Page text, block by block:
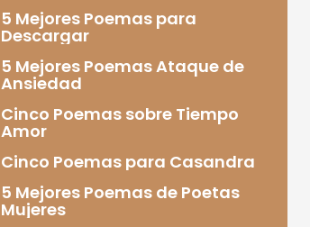
5 Mejores Poemas para
Descargar
5 Mejores Poemas Ataque de
Ansiedad
Cinco Poemas sobre Tiempo
Amor
Cinco Poemas para Casandra
5 Mejores Poemas de Poetas
Mujeres